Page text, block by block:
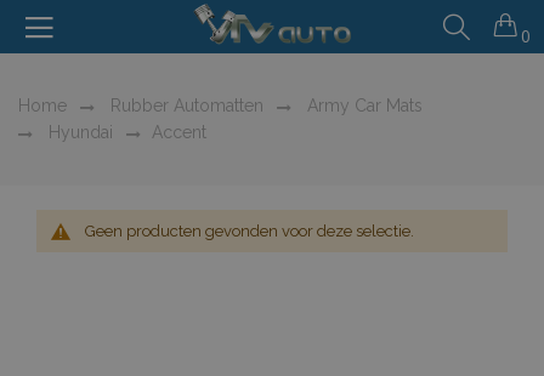
0
Home Rubber Automatten
Army Car Mats
Hyundai
Accent
Geen producten gevonden voor deze selectie.